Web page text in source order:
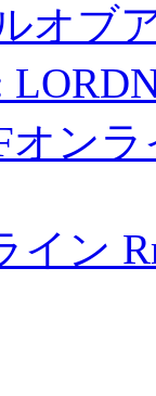
オブ
オン
イン